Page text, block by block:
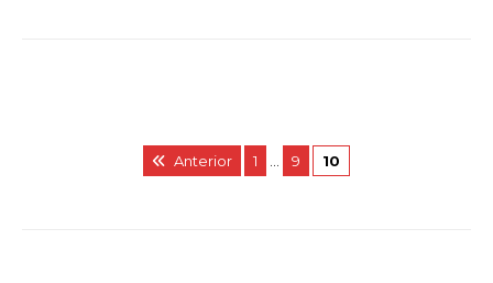
Anterior 1 9 10